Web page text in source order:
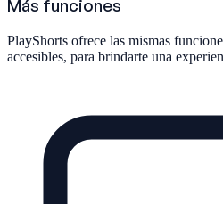
Más funciones
PlayShorts ofrece las mismas
accesibles, para brindarte una